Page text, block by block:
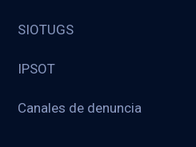
SIOTUGS
IPSOT
Canales de denuncia